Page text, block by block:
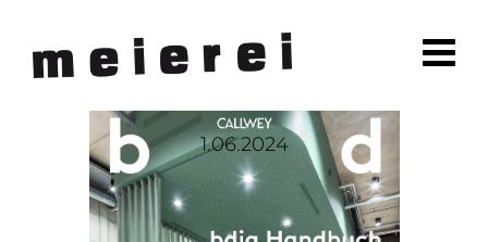
1.06.2024